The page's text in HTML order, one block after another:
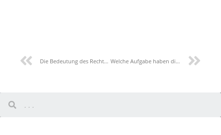
Die Bedeutung des Rechts auf Datenübertragbarkeit Welche Aufgabe haben die Datenschutzbehörden?